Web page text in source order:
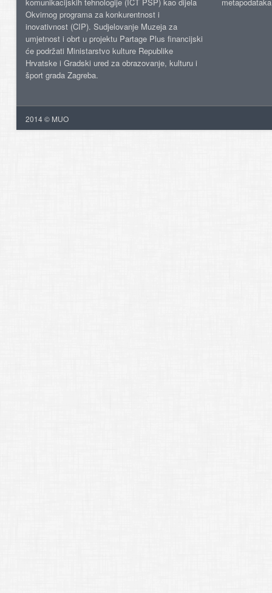
Okvirnog programa za konkurentnost i
inovativnost (CIP). Sudjelovanje Muzeja za
umjetnost i obrt u projektu Partage Plus financijski
će podržati Ministarstvo kulture Republike
Hrvatske i Gradski ured za obrazovanje, kulturu i
šport grada Zagreba.
2014 © MUO